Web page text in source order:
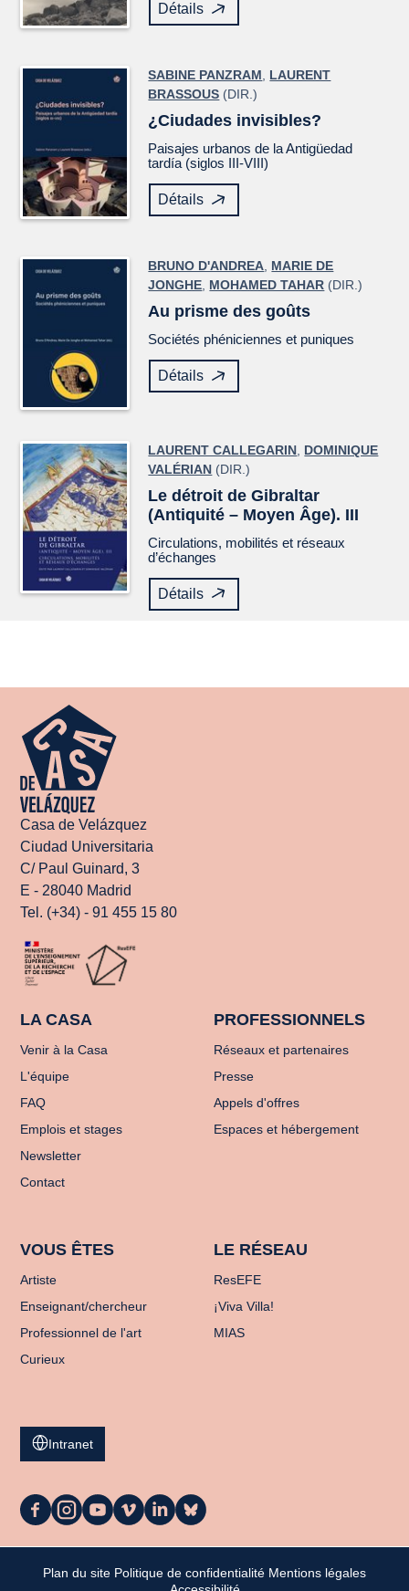
Détails
SABINE PANZRAM, LAURENT
BRASSOUS (DIR.)
¿Ciudades invisibles?
Paisajes urbanos de la Antigüedad
tardía (siglos III-VIII)
Détails
BRUNO D'ANDREA, MARIE DE
JONGHE, MOHAMED TAHAR (DIR.)
Au prisme des goûts
Sociétés phéniciennes et puniques
Détails
LAURENT CALLEGARIN DOMINIQUE
VALÉRIAN (DIR.)
Le détroit de Gibraltar
(Antiquité – Moyen Âge). III
Circulations, mobilités et réseaux
d’échanges
Détails
Casa de Velázquez
Ciudad Universitaria
C/ Paul Guinard, 3
E - 28040 Madrid
Tel. (+34) - 91 455 15 80
LA CASA
Venir à la Casa
L'équipe
FAQ
Emplois et stages
Newsletter
Contact
PROFESSIONNELS
Réseaux et partenaires
Presse
Appels d'offres
Espaces et hébergement
VOUS ÊTES
Artiste
Enseignant/chercheur
Professionnel de l'art
Curieux
LE RÉSEAU
ResEFE
¡Viva Villa!
MIAS
Intranet
La
sur
Facebook
La
sur
Instagram
La
sur
Youtube
La
sur
Vimeo
La
sur
LinkedIn
La
sur
Bluesky
Plan du site Politique de confidentialité Mentions légales